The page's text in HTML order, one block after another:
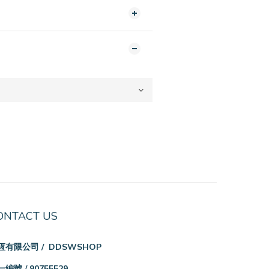
US
有限公司 / DDSWSHOP